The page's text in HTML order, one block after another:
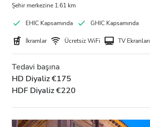
Şehir merkezine 1.61 km
EHIC Kapsamında GHIC Kapsamında
İkramlar Ücretsiz WiFi TV Ekranları
Tedavi başına
HD Diyaliz €175
HDF Diyaliz €220